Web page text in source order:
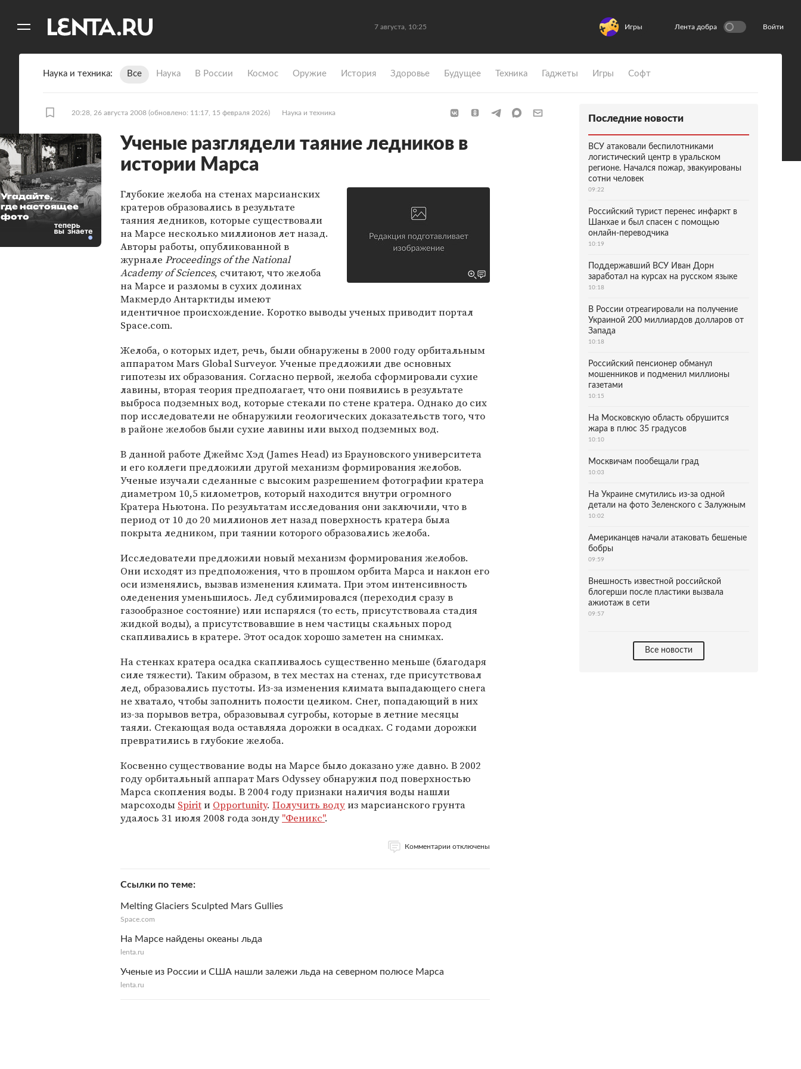
7 августа, 10:25 Игры Лента добра Войти
Наука и техника Все Наука В России Космос Оружие История Здоровье Будущее Техника Гаджеты Игры Софт
20:28, 26 августа 2008 (обновлено: 11:17, 15 февраля 2026) Наука и техника
Ученые разглядели таяние ледников в
истории Марса
Глубокие желоба на стенах марсианских
кратеров образовались в результате
таяния ледников, которые существовали
на Марсе несколько миллионов лет назад.
Авторы работы, опубликованной в
журнале Proceedings of the National
Academy of Sciences, считают, что желоба
на Марсе и разломы в сухих долинах
Макмердо Антарктиды имеют
идентичное происхождение. Коротко выводы ученых приводит портал
Space.com.
Желоба, о которых идет, речь, были обнаружены в 2000 году орбитальным
аппаратом Mars Global Surveyor. Ученые предложили две основных
гипотезы их образования. Согласно первой, желоба сформировали сухие
лавины, вторая теория предполагает, что они появились в результате
выброса подземных вод, которые стекали по стене кратера. Однако до сих
пор исследователи не обнаружили геологических доказательств того, что
в районе желобов были сухие лавины или выход подземных вод.
В данной работе Джеймс Хэд (James Head) из Брауновского университета
и его коллеги предложили другой механизм формирования желобов.
Ученые изучали сделанные с высоким разрешением фотографии кратера
диаметром 10,5 километров, который находится внутри огромного
Кратера Ньютона. По результатам исследования они заключили, что в
период от 10 до 20 миллионов лет назад поверхность кратера была
покрыта ледником, при таянии которого образовались желоба.
Исследователи предложили новый механизм формирования желобов.
Они исходят из предположения, что в прошлом орбита Марса и наклон его
оси изменялись, вызвав изменения климата. При этом интенсивность
оледенения уменьшилось. Лед сублимировался (переходил сразу в
газообразное состояние) или испарялся (то есть, присутствовала стадия
жидкой воды), а присутствовавшие в нем частицы скальных пород
скапливались в кратере. Этот осадок хорошо заметен на снимках.
На стенках кратера осадка скапливалось существенно меньше (благодаря
силе тяжести). Таким образом, в тех местах на стенах, где присутствовал
лед, образовались пустоты. Из-за изменения климата выпадающего снега
не хватало, чтобы заполнить полости целиком. Снег, попадающий в них
из-за порывов ветра, образовывал сугробы, которые в летние месяцы
таяли. Стекающая вода оставляла дорожки в осадках. С годами дорожки
превратились в глубокие желоба.
Косвенно существование воды на Марсе было доказано уже давно. В 2002
году орбитальный аппарат Mars Odyssey обнаружил под поверхностью
Марса скопления воды. В 2004 году признаки наличия воды нашли
марсоходы Spiritи Opportunity. Получить водуиз марсианского грунта
удалось 31 июля 2008 года зонду "Феникс".
Комментарии отключены
Ссылки по теме
Melting Glaciers Sculpted Mars Gullies
Space.com
На Марсе найдены океаны льда
lenta.ru
Ученые из России и США нашли залежи льда на северном полюсе Марса
lenta.ru
Угадайте,
где настоящее
фото
Последние новости
ВСУ атаковали беспилотниками
логистический центр в уральском
регионе. Начался пожар, эвакуированы
сотни человек
09:22
Российский турист перенес инфаркт в
Шанхае и был спасен с помощью
онлайн-переводчика
10:19
Поддержавший ВСУ Иван Дорн
заработал на курсах на русском языке
10:18
В России отреагировали на получение
Украиной 200 миллиардов долларов от
Запада
10:18
Российский пенсионер обманул
мошенников и подменил миллионы
газетами
10:15
На Московскую область обрушится
жара в плюс 35 градусов
10:10
Москвичам пообещали град
10:03
На Украине смутились из-за одной
детали на фото Зеленского с Залужным
10:02
Американцев начали атаковать бешеные
бобры
09:59
Внешность известной российской
блогерши после пластики вызвала
ажиотаж в сети
09:57
Все новости